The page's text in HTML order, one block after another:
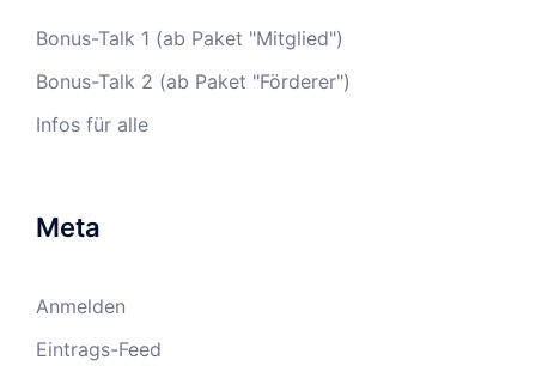
Bonus-Talk 1 (ab Paket "Mitglied")
Bonus-Talk 2 (ab Paket "Förderer")
Infos für alle
Meta
Anmelden
Eintrags-Feed